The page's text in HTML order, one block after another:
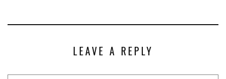
LEAVE A REPLY